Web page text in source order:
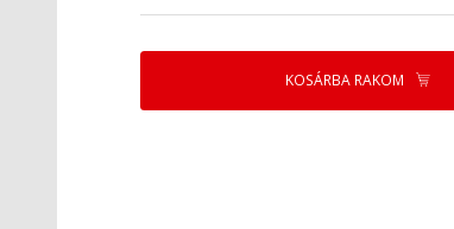
KOSÁRBA RAKOM